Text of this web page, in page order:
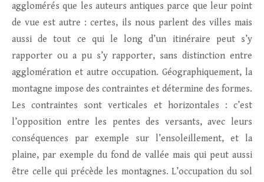
agglomérés que les auteurs antiques parce que leur point
de vue est autre : certes, ils nous parlent des villes mais
aussi de tout ce qui le long d’un itinéraire peut s’y
rapporter ou a pu s’y rapporter, sans distinction entre
agglomération et autre occupation. Géographiquement, la
montagne impose des contraintes et détermine des formes.
Les contraintes sont verticales et horizontales : c’est
l’opposition entre les pentes des versants, avec leurs
conséquences par exemple sur l’ensoleillement, et la
plaine, par exemple du fond de vallée mais qui peut aussi
être celle qui précède les montagnes. L’occupation du sol